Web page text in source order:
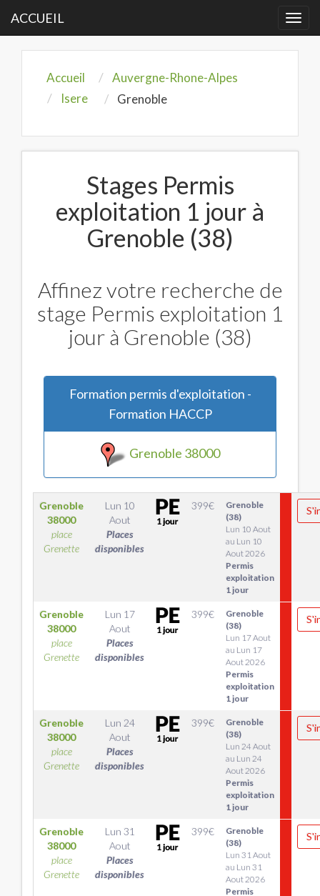
ACCUEIL
Accueil
Auvergne-Rhone-Alpes
Isere
Grenoble
Stages Permis
exploitation 1 jour à
Grenoble (38)
Affinez votre recherche de
stage Permis exploitation 1
jour à Grenoble (38)
Formation permis d'exploitation -
Formation HACCP
Grenoble 38000
Grenoble
38000
place
Grenette
Lun 10
Aout
Places
disponibles
399€
Grenoble
(38)
Lun 10 Aout
au Lun 10
Aout 2026
Permis
exploitation
1 jour
Grenoble
38000
place
Grenette
Lun 17
Aout
Places
disponibles
399€
Grenoble
(38)
Lun 17 Aout
au Lun 17
Aout 2026
Permis
exploitation
1 jour
Grenoble
38000
place
Grenette
Lun 24
Aout
Places
disponibles
399€
Grenoble
(38)
Lun 24 Aout
au Lun 24
Aout 2026
Permis
exploitation
1 jour
Grenoble
38000
place
Grenette
Lun 31
Aout
Places
disponibles
399€
Grenoble
(38)
Lun 31 Aout
au Lun 31
Aout 2026
Permis